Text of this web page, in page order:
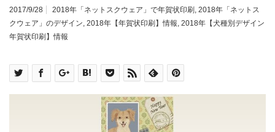
2017/9/28 2018年「ネットスクウェア」で年賀状印刷 , 2018年「ネットス
クウェア」のデザイン, 2018年【年賀状印刷】情報, 2018年【犬種別デザイン
年賀状印刷】情報